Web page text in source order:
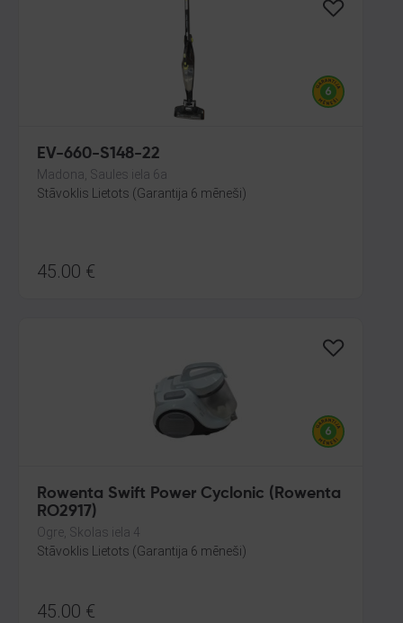
EV-660-S148-22
Madona, Saules iela 6a
Stāvoklis Lietots (Garantija 6 mēneši)
45.00 €
Rowenta Swift Power Cyclonic (Rowenta
RO2917)
Ogre, Skolas iela 4
Stāvoklis Lietots (Garantija 6 mēneši)
45.00 €